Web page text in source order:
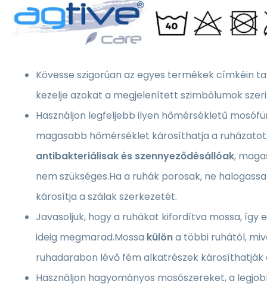
Kövesse szigorúan az egyes termékek címkéin
kezelje azokat a megjelenített szimbólumok
Használjon legfeljebb ilyen hőmérsékletű
magasabb hőmérséklet károsíthatja a
antibakteriálisak és szennyeződésállóak,
nem szükséges.Ha a ruhák porosak, ne
károsítja a szálak szerkezetét.
Javasoljuk, hogy a ruhákat kifordítva mossa, így
ideig megmarad.Mossa különa többi ruhától,
ruhadarabon lévő fém alkatrészek károsíthatják
Használjon hagyományos mosószereket, a